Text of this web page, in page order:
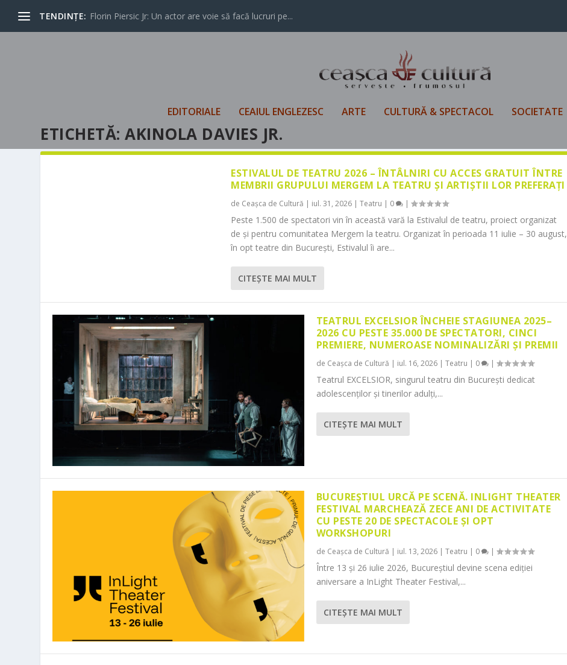
TENDINȚE: Florin Piersic Jr: Un actor are voie să facă lucruri pe...
EDITORIALE CEAIUL ENGLEZESC ARTE CULTURĂ & SPECTACOL SOCIETATE
ETICHETĂ:AKINOLA DAVIES JR.
ESTIVALUL DE TEATRU 2026 – ÎNTÂLNIRI CU ACCES GRATUIT ÎNTRE
MEMBRII GRUPULUI MERGEM LA TEATRU ȘI ARTIȘTII LOR PREFERAȚI
de Ceașca de Cultură | iul. 31, 2026 |Teatru | 0 |
Peste 1.500 de spectatori vin în această vară la Estivalul de teatru, proiect organizat
de și pentru comunitatea Mergem la teatru. Organizat în perioada 11 iulie – 30 august,
în opt teatre din București, Estivalul îi are...
CITEŞTE MAI MULT
TEATRUL EXCELSIOR ÎNCHEIE STAGIUNEA 2025–
2026 CU PESTE 35.000 DE SPECTATORI, CINCI
PREMIERE, NUMEROASE NOMINALIZĂRI ȘI PREMII
de Ceașca de Cultură | iul. 16, 2026| Teatru | 0 |
Teatrul EXCELSIOR, singurul teatru din București dedicat
adolescenților și tinerilor adulți,...
CITEŞTE MAI MULT
BUCUREȘTIUL URCĂ PE SCENĂ. INLIGHT THEATER
FESTIVAL MARCHEAZĂ ZECE ANI DE ACTIVITATE
CU PESTE 20 DE SPECTACOLE ȘI OPT
WORKSHOPURI
de Ceașca de Cultură | iul. 13, 2026| Teatru | 0 |
Între 13 și 26 iulie 2026, Bucureștiul devine scena ediției
aniversare a InLight Theater Festival,...
CITEŞTE MAI MULT